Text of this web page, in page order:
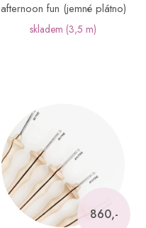
afternoon fun (jemné plátno)
skladem (3,5 m)
860,-